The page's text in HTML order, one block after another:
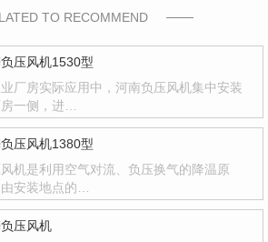
TO RECOMMEND
压风机1530型
厂房实际应用中，河南负压风机集中安装
一侧，进…
压风机1380型
机是利用空气对流、负压换气的降温原
安装地点的…
压风机